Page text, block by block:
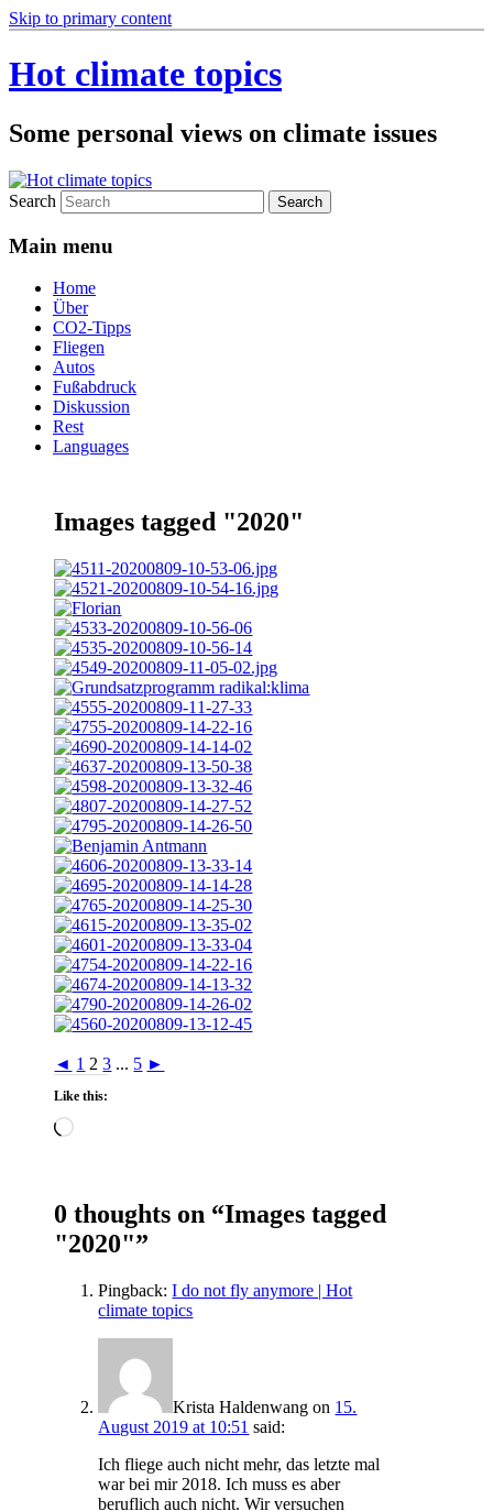
Skip to primary content
Hot climate topics
Some personal views on climate issues
Search
Main menu
Home
Über
CO2-Tipps
Fliegen
Autos
Fußabdruck
Diskussion
Rest
Languages
Images tagged "2020"
◄ 1 2 3 ... 5 ►
Like this:
Loading…
0 thoughts on “Images tagged
"2020"”
Pingback:I do not fly anymore | Hot
climate topics
Krista Haldenwang on 15.
August 2019 at 10:51 said:
Ich fliege auch nicht mehr, das letzte mal
war bei mir 2018. Ich muss es aber
beruflich auch nicht. Wir versuchen